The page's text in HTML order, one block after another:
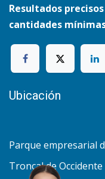
Resultados
cantidades
Ubicación
Parque empresarial
Troncal de